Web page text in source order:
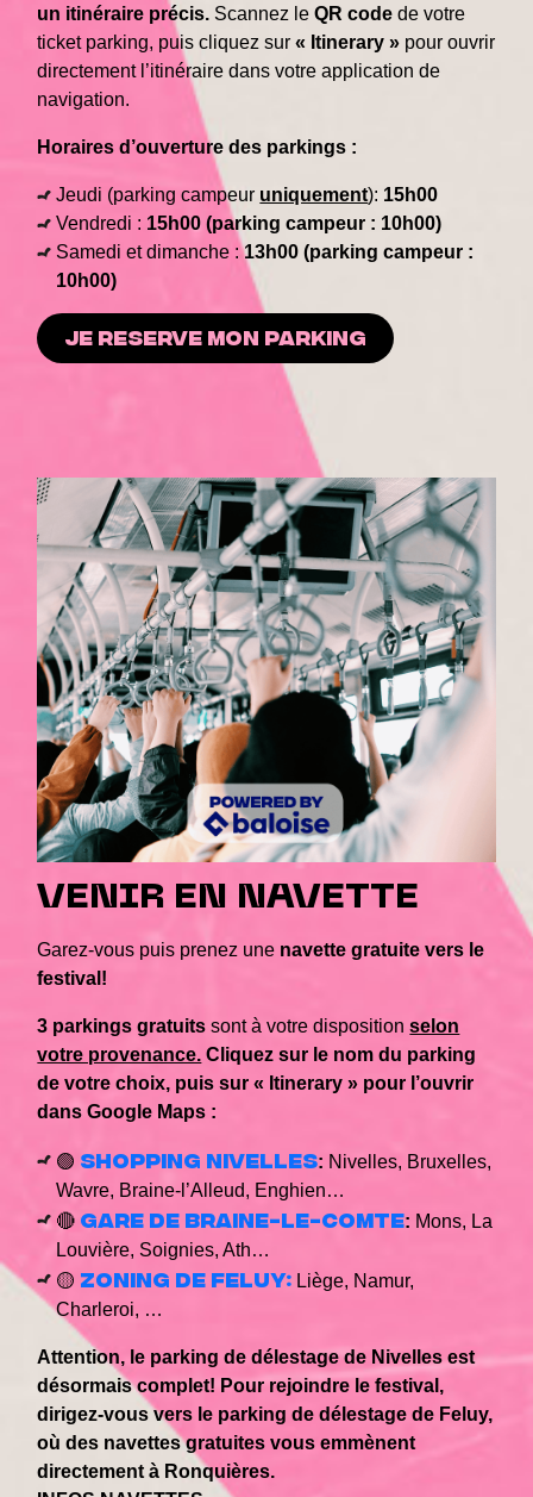
un itinéraire précis. Scannez leQR code de votre
ticket parking, puis cliquez sur« Itinerary » pour ouvrir
directement l’itinéraire dans votre application de
navigation.
Horaires d’ouverture des parkings :
Jeudi (parking campeur uniquement): 15h00
Vendredi : 15h00 (parking campeur : 10h00)
Samedi et dimanche :13h00 (parking campeur :
10h00)
JE RESERVE MON PARKING
VENIR EN NAVETTE
Garez-vous puis prenez une navette gratuite vers le
festival!
3 parkings gratuits sont à votre dispositionselon
votre provenance. Cliquez sur le nom du parking
de votre choix, puis sur « Itinerary » pour l’ouvrir
dans Google Maps :
🟢 Shopping Nivelles: Nivelles, Bruxelles,
Wavre, Braine-l’Alleud, Enghien…
🔴 Gare de Braine-le-Comte: Mons, La
Louvière, Soignies, Ath…
🟡 Zoning de Feluy: Liège, Namur,
Charleroi, …
Attention, le parking de délestage de Nivelles est
désormais complet! Pour rejoindre le festival,
dirigez-vous vers le parking de délestage de Feluy,
où des navettes gratuites vous emmènent
directement à Ronquières.